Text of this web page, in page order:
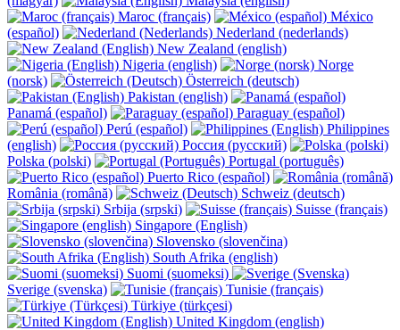
Maroc (français)
México
(español)
Nederland (nederlands)
New Zealand (english)
Nigeria (english)
Norge
(norsk)
Österreich (deutsch)
Pakistan (english)
Panamá (español)
Paraguay (español)
Perú (español)
Philippines
(english)
Россия (русский)
Polska (polski)
Portugal (português)
Puerto Rico (español)
România (română)
Schweiz (deutsch)
Srbija (srpski)
Suisse (français)
Singapore (English)
Slovensko (slovenčina)
South Afrika (english)
Suomi (suomeksi)
Sverige (svenska)
Tunisie (français)
Türkiye (türkçesi)
United Kingdom (english)